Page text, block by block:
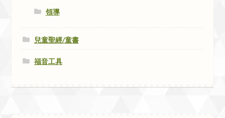
領導
兒童聖經/童書
福音工具